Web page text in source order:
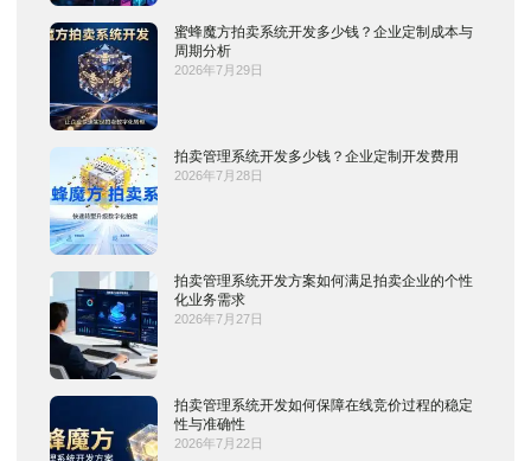
蜜蜂魔方拍卖系统开发多少钱？企业定制成本与
周期分析
2026年7月29日
拍卖管理系统开发多少钱？企业定制开发费用
2026年7月28日
拍卖管理系统开发方案如何满足拍卖企业的个性
化业务需求
2026年7月27日
拍卖管理系统开发如何保障在线竞价过程的稳定
性与准确性
2026年7月22日